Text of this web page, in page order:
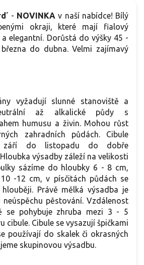
- NOVINKA v naší nabídce! Bílý
okraji, které mají fialový
a elegantní. Dorůstá do výšky 45 -
do dubna. Velmi zajímavý
vyžadují slunné stanoviště a
až alkalické půdy s
humusu a živin. Mohou růst
zahradních půdách. Cibule
září do listopadu do dobře
výsadby záleží na velikosti
sázíme do hloubky 6 - 8 cm,
-12 cm, v písčitách půdách se
Právě mělká výsadba je
neúspěchu pěstování. Vzdálenost
se pohybuje zhruba mezi 3 - 5
cibule. Cibule se vysazují špičkami
používají do skalek či okrasných
skupinovou výsadbu.